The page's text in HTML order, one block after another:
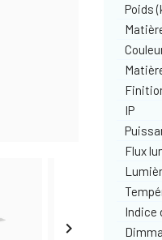

Poids
IP
Flux
Indice